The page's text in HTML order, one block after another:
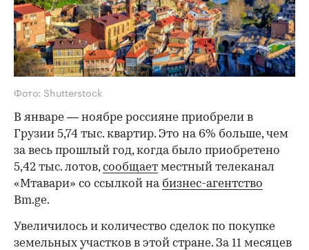
Фото: Shutterstock
В январе — ноябре россияне приобрели в
Грузии 5,74 тыс. квартир. Это на 6% больше, чем
за весь прошлый год, когда было приобретено
5,42 тыс. лотов,сообщает местный телеканал
«Мтавари» со ссылкой на бизнес-агентство
Bm.ge.
Увеличилось и количество сделок по покупке
земельных участков в этой стране. За 11 месяцев